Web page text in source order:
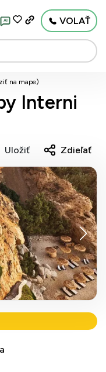
AI VOLAŤ
na mape)
Interni
Uložiť Zdieľať